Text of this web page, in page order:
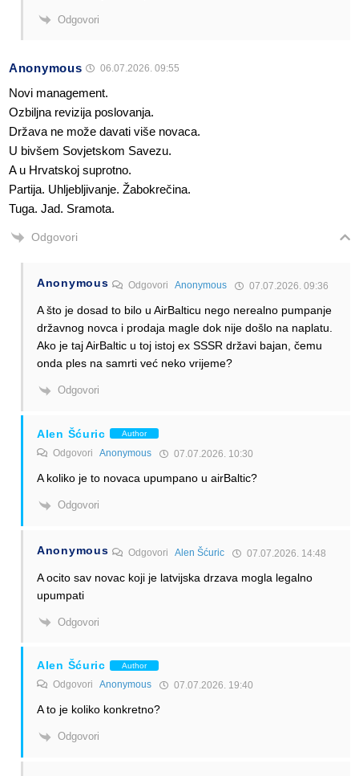
Odgovori
Anonymous 06.07.2026. 09:55
Novi management.
Ozbiljna revizija poslovanja.
Država ne može davati više novaca.
U bivšem Sovjetskom Savezu.
A u Hrvatskoj suprotno.
Partija. Uhljebljivanje. Žabokrečina.
Tuga. Jad. Sramota.
Odgovori
Anonymous OdgovoriAnonymous 07.07.2026. 09:36
A što je dosad to bilo u AirBalticu nego nerealno pumpanje
državnog novca i prodaja magle dok nije došlo na naplatu.
Ako je taj AirBaltic u toj istoj ex SSSR državi bajan, čemu
onda ples na samrti već neko vrijeme?
Odgovori
Alen Šćuric Author
Odgovori Anonymous 07.07.2026. 10:30
A koliko je to novaca upumpano u airBaltic?
Odgovori
Anonymous OdgovoriAlen Šćuric 07.07.2026. 14:48
A ocito sav novac koji je latvijska drzava mogla legalno
upumpati
Odgovori
Alen Šćuric Author
Odgovori Anonymous 07.07.2026. 19:40
A to je koliko konkretno?
Odgovori